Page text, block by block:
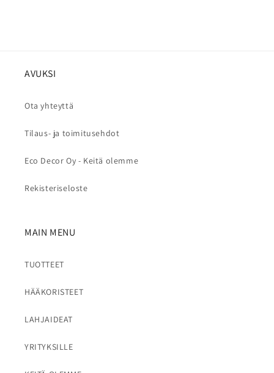
AVUKSI
Ota yhteyttä
Tilaus- ja toimitusehdot
Eco Decor Oy - Keitä olemme
Rekisteriseloste
MAIN MENU
TUOTTEET
HÄÄKORISTEET
LAHJAIDEAT
YRITYKSILLE